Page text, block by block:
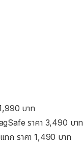
บาท
ราคา 3,490 บาท
ทก ราคา 1,490 บาท